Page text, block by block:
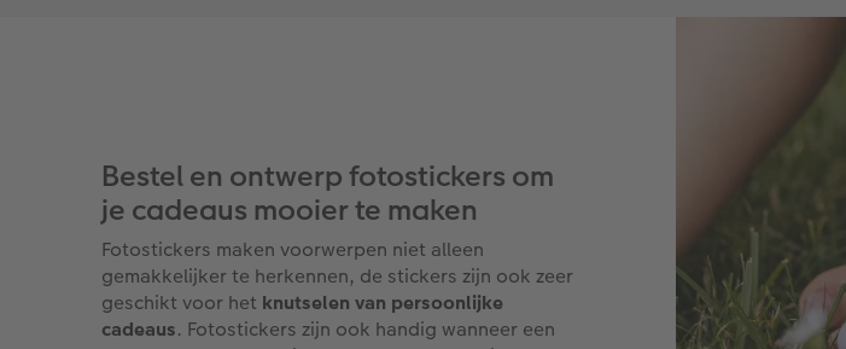
Bestel en ontwerp fotostickers om
je cadeaus mooier te maken
Fotostickers maken voorwerpen niet alleen
gemakkelijker te herkennen, de stickers zijn ook zeer
geschikt voor het knutselen van persoonlijke
cadeaus. Fotostickers zijn ook handig wanneer een